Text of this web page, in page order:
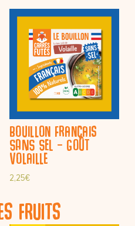
Bouillon Français
SANS SEL – Goût
volaille
2,25€
fruits